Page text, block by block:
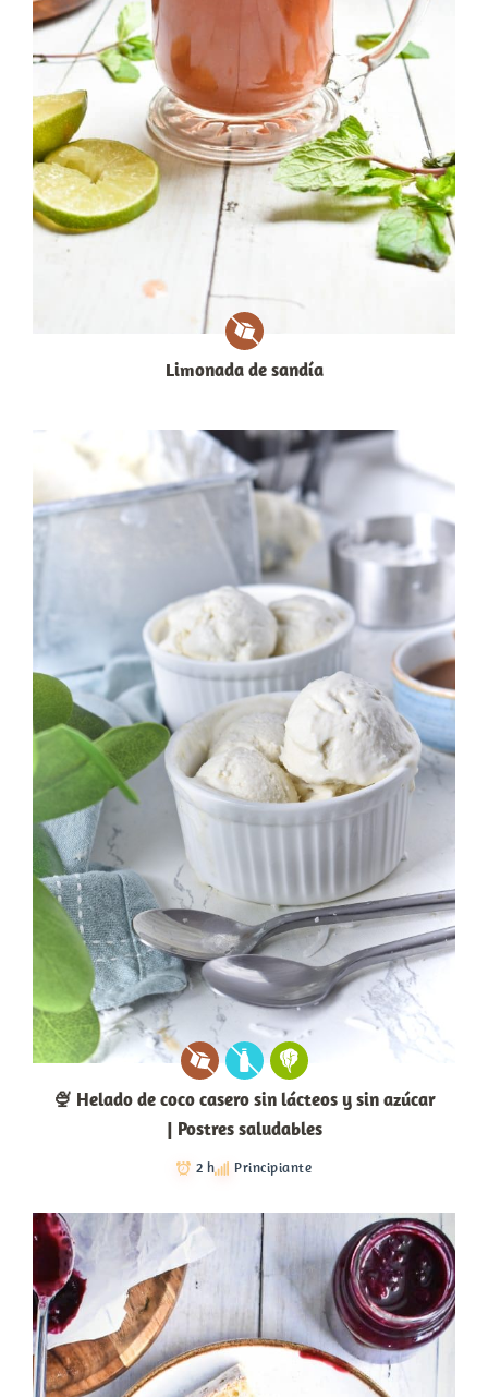
Limonada de sandía
🍨 Helado de coco casero sin lácteos y sin azúcar
| Postres saludables
2 h Principiante